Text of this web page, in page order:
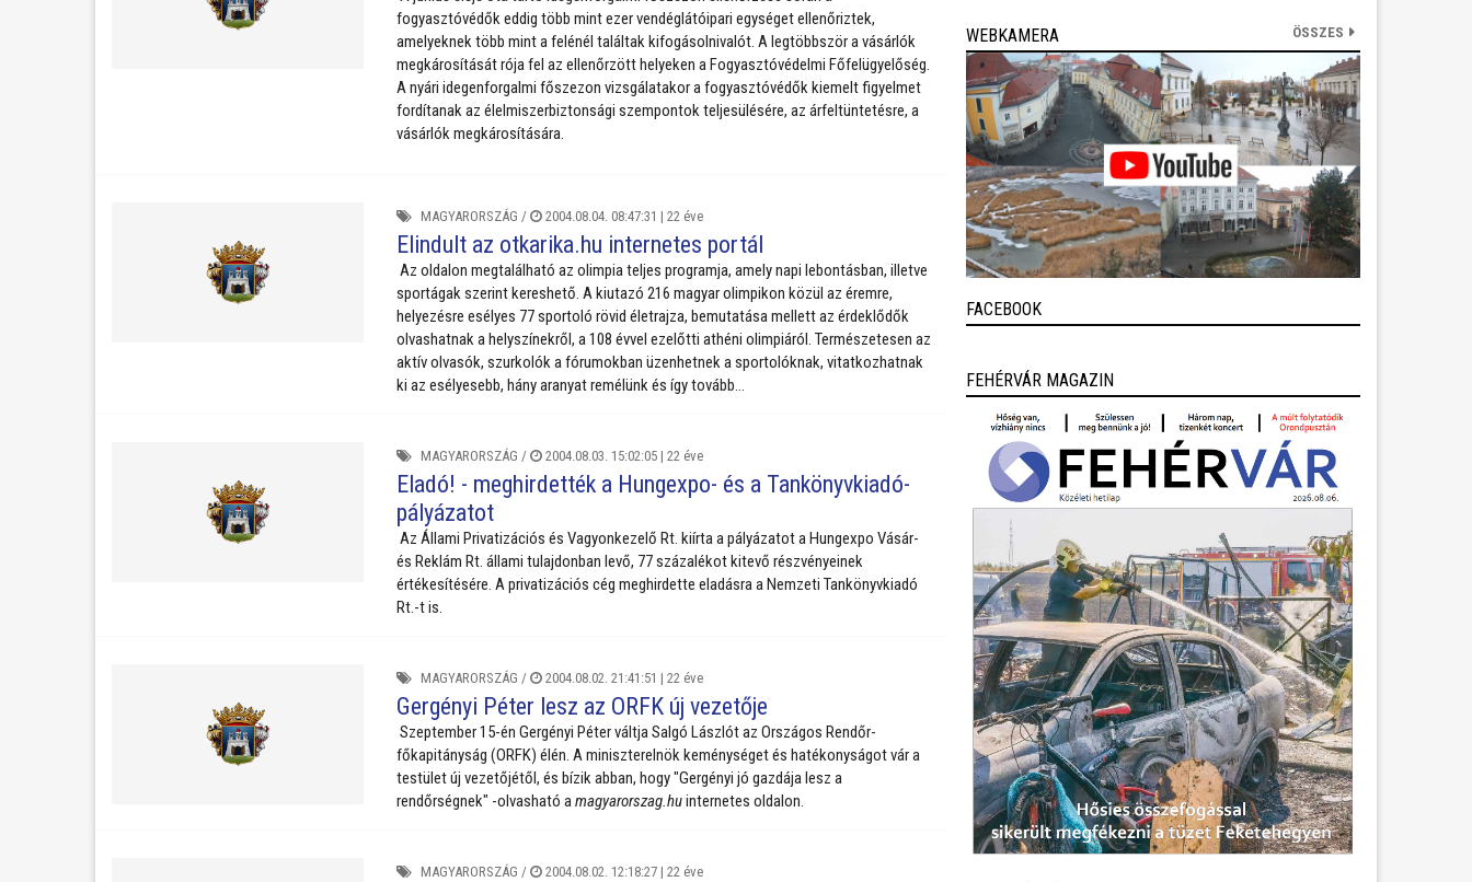
fogyasztóvédők eddig több mint ezer vendéglátóipari egységet ellenőriztek,
amelyeknek több mint a felénél találtak kifogásolnivalót. A legtöbbször a vásárlók
megkárosítását rója fel az ellenőrzött helyeken a Fogyasztóvédelmi Főfelügyelőség.
A nyári idegenforgalmi főszezon vizsgálatakor a fogyasztóvédők kiemelt figyelmet
fordítanak az élelmiszerbiztonsági szempontok teljesülésére, az árfeltüntetésre, a
vásárlók megkárosítására.
MAGYARORSZÁG / 2004.08.04. 08:47:31 | 22 éve
Elindult az otkarika.hu internetes portál
Az oldalon megtalálható az olimpia teljes programja, amely napi lebontásban, illetve
sportágak szerint kereshető. A kiutazó 216 magyar olimpikon közül az éremre,
helyezésre esélyes 77 sportoló rövid életrajza, bemutatása mellett az érdeklődők
olvashatnak a helyszínekről, a 108 évvel ezelőtti athéni olimpiáról. Természetesen az
aktív olvasók, szurkolók a fórumokban üzenhetnek a sportolóknak, vitatkozhatnak
ki az esélyesebb, hány aranyat remélünk és így tovább…
MAGYARORSZÁG / 2004.08.03. 15:02:05 | 22 éve
Eladó! - meghirdették a Hungexpo- és a Tankönyvkiadó-
pályázatot
Az Állami Privatizációs és Vagyonkezelő Rt. kiírta a pályázatot a Hungexpo Vásár-
és Reklám Rt. állami tulajdonban levő, 77 százalékot kitevő részvényeinek
értékesítésére. A privatizációs cég meghirdette eladásra a Nemzeti Tankönyvkiadó
Rt.-t is.
MAGYARORSZÁG / 2004.08.02. 21:41:51 | 22 éve
Gergényi Péter lesz az ORFK új vezetője
Szeptember 15-én Gergényi Péter váltja Salgó Lászlót az Országos Rendőr-
főkapitányság (ORFK) élén. A miniszterelnök keménységet és hatékonyságot vár a
testület új vezetőjétől, és bízik abban, hogy "Gergényi jó gazdája lesz a
rendőrségnek" -olvasható a magyarorszag.huinternetes oldalon.
MAGYARORSZÁG / 2004.08.02. 12:18:27 | 22 éve
WEBKAMERA ÖSSZES
FACEBOOK
FEHÉRVÁR MAGAZIN